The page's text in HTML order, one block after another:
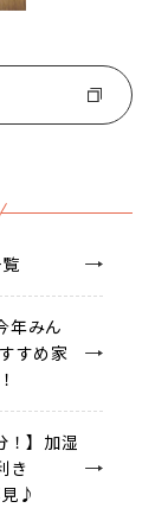
年みん
すめ家
！】加湿
き
♪